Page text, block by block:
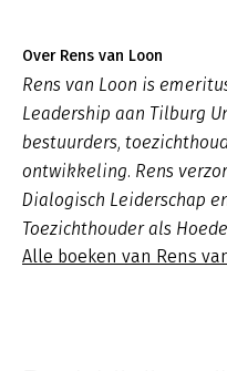
Over Rens van Loon
Rens van Loon is
Leadership aan Tilburg
bestuurders,
ontwikkeling. Rens
Dialogisch Leiderschap
Toezichthouder als
Alle boeken van Rens